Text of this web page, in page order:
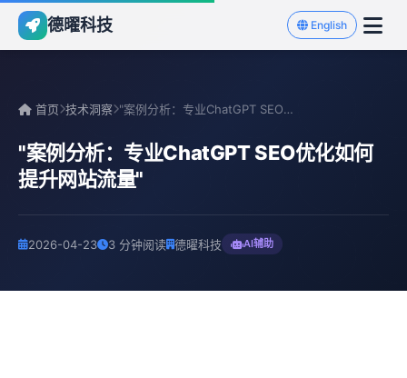
德曜科技 English
首页 技术洞察 "案例分析：专业ChatGPT SEO优化如何提升网站流量"
"案例分析：专业ChatGPT SEO优化如何
提升网站流量"
2026-04-23 3 分钟阅读 德曜科技 AI辅助